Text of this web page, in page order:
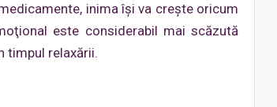
inima îşi va creşte oricum
este considerabil mai scăzută
timpul relaxării.